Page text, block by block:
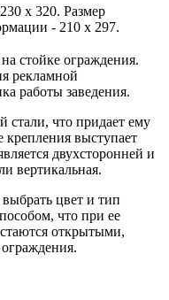
х 320. Размер
- 210 х 297.
стойке ограждения.
рекламной
работы заведения.
что придает ему
крепления выступает
двухсторонней и
вертикальная.
цвет и тип
что при ее
открытыми,